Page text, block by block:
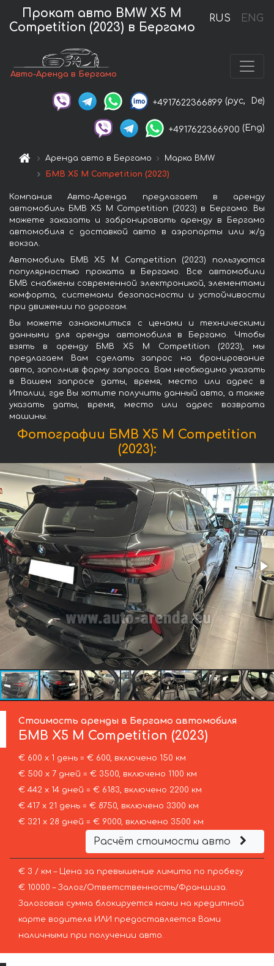
RUS ENG
Прокат авто BMW X5 M
Competition (2023) в Бергамо
Авто-Аренда в Бергамо
+4917622366899 (рус, De)
+4917622366900 (Eng)
Аренда авто в Бергамо
Марка BMW
БМВ X5 M Competition (2023)
Компания Авто-Аренда предлагает в аренду
автомобиль БМВ X5 M Competition (2023) в Бергамо. Вы
можете заказать и забронировать аренду в Бергамо
автомобиля с доставкой авто в аэропорты или ж/д
вокзал.
Автомобиль БМВ X5 M Competition (2023) пользуются
популярностью проката в Бергамо. Все автомобили
БМВ снабжены современной электроникой, элементами
комфорта, системами безопасности и устойчивости
при движении по дорогам.
Вы можете ознакомиться с ценами и техническими
данными для аренды автомобиля в Бергамо. Чтобы
взять в аренду БМВ X5 M Competition (2023), мы
предлагаем Вам сделать запрос на бронирование
авто, заполнив форму запроса. Вам необходимо указать
в Вашем запросе даты, время, место или адрес в
Италии, где Вы хотите получить данный авто, а также
указать даты, время, место или адрес возврата
машины.
Фотографии БМВ X5 M Competition
(2023):
Стоимость аренды в Бергамо автомобиля
БМВ X5 M Competition (2023)
€ 600 х 1 день = € 600, включено 150 км
€ 500 х 7 дней = € 3500, включено 1100 км
€ 442 х 14 дней = € 6183, включено 2200 км
€ 417 х 21 день = € 8750, включено 3300 км
€ 321 х 28 дней = € 9000, включено 3500 км
Расчёт стоимости авто
€ 3 / км – Цена за превышение лимита по пробегу
€ 10000 – Залог/Ответственность/Франшиза.
Залоговая сумма блокируется нами на кредитной
карте водителя ИЛИ предоставляется Вами
наличными при получении авто.